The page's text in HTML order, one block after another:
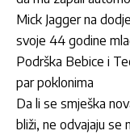
Mick Jagger na
svoje 44 godine
Podrška Bebice i
par poklonima
Da li se smješka
bliži, ne odvajaju se